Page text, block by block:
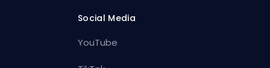
Social Media
YouTube